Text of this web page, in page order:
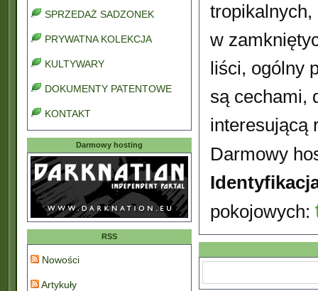
SPRZEDAŻ SADZONEK
PRYWATNA KOLEKCJA
KULTYWARY
DOKUMENTY PATENTOWE
KONTAKT
Darmowy hosting
RSS
Nowości
Artykuły
tropikalnych,
w
liści, ogólny
są cechami,
interesującą
Darmowy
pokojowych: